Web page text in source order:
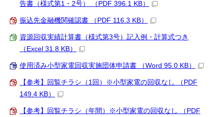
告書（様式第1・2号） （PDF 396.1 KB）
振込先金融機関確認書 （PDF 116.3 KB）
資源回収実績計算書（様式第3号）記入例・計算式つき
（Excel 31.8 KB）
使用済み小型家電回収実施団体申請書 （Word 95.0 KB）
【参考】回覧チラシ（1回）※小型家電の回収なし （PDF
149.4 KB）
【参考】回覧チラシ（年間）※小型家電の回収なし （PDF